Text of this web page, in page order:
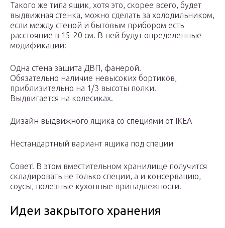
Такого же типа ящик, хотя это, скорее всего, будет
выдвижная стенка, можно сделать за холодильником,
если между стеной и бытовым прибором есть
расстояние в 15-20 см. В ней будут определенные
модификации:
Одна стена зашита ДВП, фанерой.
Обязательно наличие невысоких бортиков,
приблизительно на 1/3 высоты полки.
Выдвигается на колесиках.
Дизайн выдвижного ящика со специями от IKEA
Нестандартный вариант ящика под специи
Совет! В этом вместительном хранилище получится
складировать не только специи, а и консервацию,
соусы, полезные кухонные принадлежности.
Идеи закрытого хранения